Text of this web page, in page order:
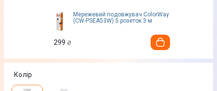
Мережевий подовжувач ColorWay
(CW-PSEA53W) 5 розеток 3 м
299 ₴
Колір